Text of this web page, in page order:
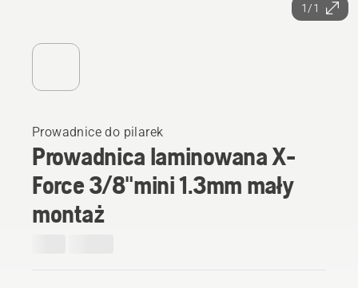
1/1
Prowadnice do pilarek
Prowadnica laminowana X-
Force 3/8"mini 1.3mm mały
montaż